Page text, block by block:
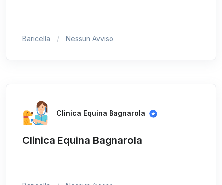
Baricella Nessun Avviso
Clinica Equina Bagnarola
Clinica Equina Bagnarola